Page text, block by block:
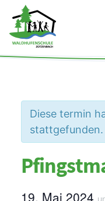
Waldhufenschule
Diese termin
stattgefunden.
19. Mai 2024